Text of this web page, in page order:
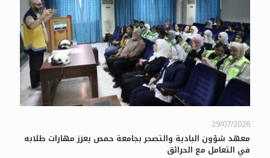
29/07/2026
معهد شؤون البادية والتصحر بجامعة حمص يعزز مهارات طلابه
في التعامل مع الحرائق